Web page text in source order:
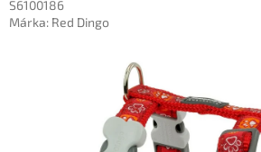
S6100186
Márka: Red Dingo